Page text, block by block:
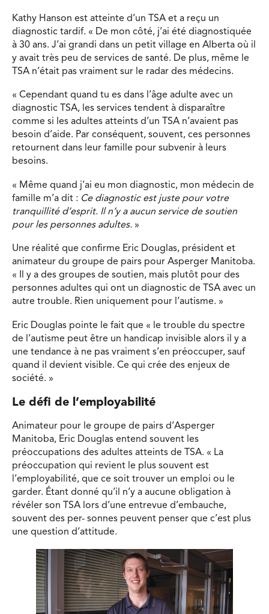
Kathy Hanson est atteinte d’un TSA et a reçu un
diagnostic tardif. « De mon côté, j’ai été diagnostiquée
à 30 ans. J’ai grandi dans un petit village en Alberta où il
y avait très peu de services de santé. De plus, même le
TSA n’était pas vraiment sur le radar des médecins.
« Cependant quand tu es dans l’âge adulte avec un
diagnostic TSA, les services tendent à disparaître
comme si les adultes atteints d’un TSA n’avaient pas
besoin d’aide. Par conséquent, souvent, ces personnes
retournent dans leur famille pour subvenir à leurs
besoins.
« Même quand j’ai eu mon diagnostic, mon médecin de
famille m’a dit : Ce diagnostic est juste pour votre
tranquillité d’esprit. Il n’y a aucun service de soutien
pour les personnes adultes. »
Une réalité que confirme Eric Douglas, président et
animateur du groupe de pairs pour Asperger Manitoba.
« Il y a des groupes de soutien, mais plutôt pour des
personnes adultes qui ont un diagnostic de TSA avec un
autre trouble. Rien uniquement pour l’autisme. »
Eric Douglas pointe le fait que « le trouble du spectre
de l’autisme peut être un handicap invisible alors il y a
une tendance à ne pas vraiment s’en préoccuper, sauf
quand il devient visible. Ce qui crée des enjeux de
société. »
Le défi de l’employabilité
Animateur pour le groupe de pairs d’Asperger
Manitoba, Eric Douglas entend souvent les
préoccupations des adultes atteints de TSA. « La
préoccupation qui revient le plus souvent est
l’employabilité, que ce soit trouver un emploi ou le
garder. Étant donné qu’il n’y a aucune obligation à
révéler son TSA lors d’une entrevue d’embauche,
souvent des per- sonnes peuvent penser que c’est plus
une question d’attitude.